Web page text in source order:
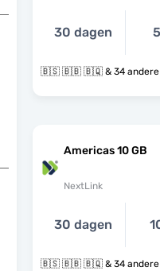
30 dagen
🇧🇸 🇧🇧 🇧🇶 & 34
Americas 10 GB
NextLink
30 dagen
🇧🇸 🇧🇧 🇧🇶 & 34